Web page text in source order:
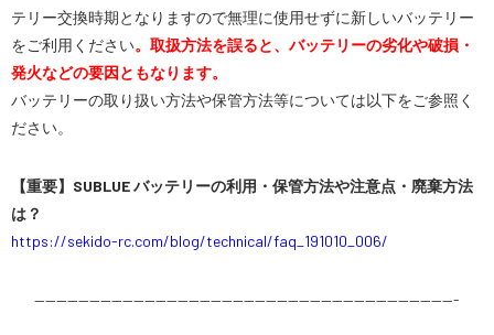
テリー交換時期となりますので無理に使用せずに新しいバッテリー
をご利用ください。取扱方法を誤ると、バッテリーの劣化や破損・
発火などの要因ともなります。
バッテリーの取り扱い方法や保管方法等については以下をご参照く
ださい。
【重要】SUBLUE バッテリーの利用・保管方法や注意点・廃棄方法
は？
https://sekido-rc.com/blog/technical/faq_191010_006/
——————————————————————————————————————-